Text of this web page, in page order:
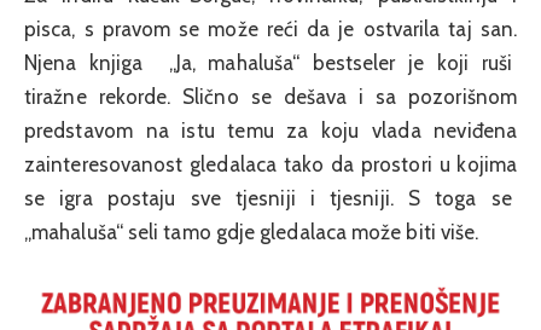
pisca, s pravom se može reći da je ostvarila taj san.
Njena knjiga „Ja, mahaluša“ bestseler je koji ruši
tiražne rekorde. Slično se dešava i sa pozorišnom
predstavom na istu temu za koju vlada neviđena
zainteresovanost gledalaca tako da prostori u kojima
se igra postaju sve tjesniji i tjesniji. S toga se
„mahaluša“ seli tamo gdje gledalaca može biti više.